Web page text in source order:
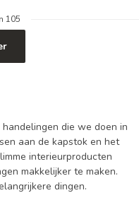
105
die we doen in
aan de kapstok en het
interieurproducten
makkelijker te maken.
dingen.